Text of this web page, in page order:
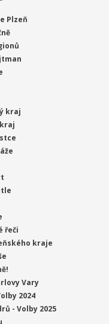
Plzeň
kraj
řeči
kraje
Vary
2024
- Volby 2025